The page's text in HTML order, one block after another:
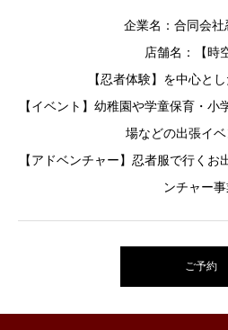
企業名：合同会社
店舗名：【時
【忍者体験】を中心と
【イベント】幼稚園や学童保育・
場などの出張イ
【アドベンチャー】忍者服で行く
ンチャー
ご予約